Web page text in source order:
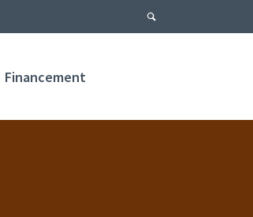
Financement